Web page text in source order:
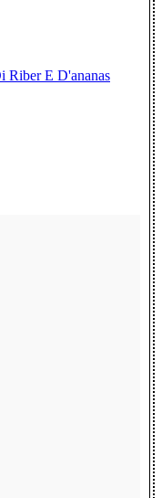
Riber E D'ananas